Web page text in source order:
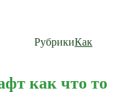
РубрикиКак
как что то